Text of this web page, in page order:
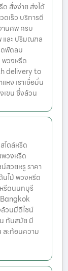
สั่งง่าย ส่งได้
เร็ว บริการดี
นศพ ครบ
และ ปริมณฑล
ดพัดลม
พวงหรีด
delivery to
ง เราเชื่อมั่น
เขน ซึ่งล้วน
ไตล์หรีด
วงหรีด
สวยหรู ราคา
ไม้ พวงหรีด
รีดนนทบุรี
ล้วนมีดีไซน์
ทันสมัย มี
สะท้อนความ